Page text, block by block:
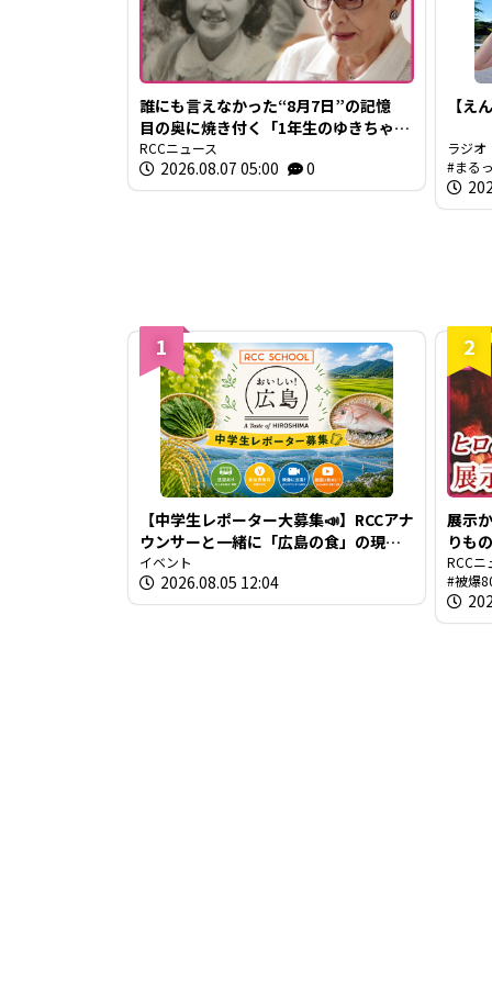
誰にも言えなかった“8月7日”の記憶
目の奥に焼き付く「1年生のゆきちゃ
ん」の姿 94歳の被爆者が今、口を開
いた理由
RCCニュース
2026.08.07 05:00 0
【え
ラジオ
まる
1
【中学生レポーター大募集📣】RCCアナ
ウンサーと一緒に「広島の食」の現場
を取材しよう！
イベント
2026.08.05 12:04
2
展示
りも
ト作
“危
RCCニ
被爆